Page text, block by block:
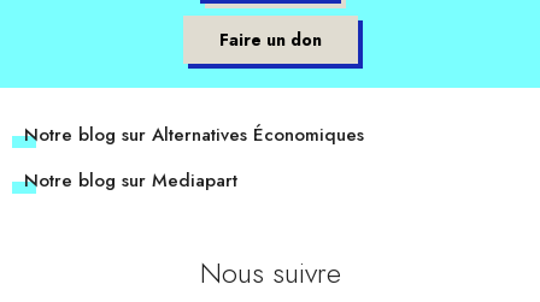
Faire un don
Notre blog sur Alternatives Économiques
Notre blog sur Mediapart
Nous suivre